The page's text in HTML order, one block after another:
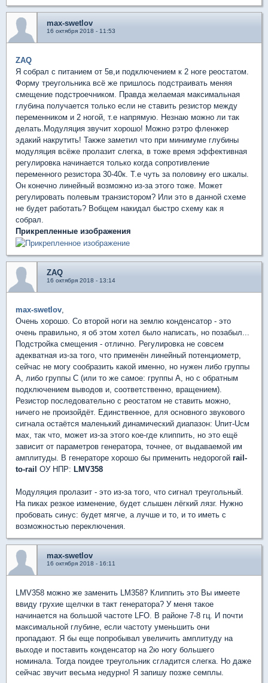
max-swetlov
16 октября 2018 - 11:53
ZAQ
Я собрал с питанием от 5в,и подключением к 2 ноге реостатом.
Форму треугольника всё же пришлось подстраивать меняя
смещение подстроечником. Правда желаемая максимальная
глубина получается только если не ставить резистор между
переменником и 2 ногой, т.е напрямую. Незнаю можно ли так
делать.Модуляция звучит хорошо! Можно рэтро фленжер
эдакий накрутить! Также заметил что при минимуме глубины
модуляция всёже пролазит слегка, в тоже время эффективная
регулировка начинается только когда сопротивление
переменного резистора 30-40к. Т.е чуть за половину его шкалы.
Он конечно линейный возможно из-за этого тоже. Может
регулировать полевым транзистором? Или это в данной схеме
не будет работать? Вобщем накидал быстро схему как я
собрал.
Прикрепленные изображения
ZAQ
16 октября 2018 - 13:14
max-swetlov,
Очень хорошо. Со второй ноги на землю конденсатор - это
очень правильно, я об этом хотел было написать, но позабыл...
Подстройка смещения - отлично. Регулировка не совсем
адекватная из-за того, что применён линейный потенциометр,
сейчас не могу сообразить какой именно, но нужен либо группы
А, либо группы С (или то же самое: группы А, но с обратным
подключением выводов и, соответственно, вращением).
Резистор последовательно с реостатом не ставить можно,
ничего не произойдёт. Единственное, для основного звукового
сигнала остаётся маленький динамический диапазон: Uпит-Uсм
мах, так что, может из-за этого кое-где клиппить, но это ещё
зависит от параметров генератора, точнее, от выдаваемой им
амплитуды. В генераторе хорошо бы применить недорогой rail-
to-rail ОУ НПР: LMV358
Модуляция пролазит - это из-за того, что сигнал треугольный.
На пиках резкое изменение, будет слышен лёгкий лязг. Нужно
пробовать синус: будет мягче, а лучше и то, и то иметь с
возможностью переключения.
max-swetlov
16 октября 2018 - 16:11
LMV358 можно же заменить LM358? Клиппить это Вы имеете
ввиду грухие щелчки в такт генератора? У меня такое
начинается на большой частоте LFO. В районе 7-8 гц. И почти
максимальной глубине, если частоту уменьшить они
пропадают. Я бы еще попробывал увеличить амплитуду на
выходе и поставить конденсатор на 2ю ногу большего
номинала. Тогда поидее треугольник сгладится слегка. Но даже
сейчас звучит весьма недурно! Я запишу позже семплы.